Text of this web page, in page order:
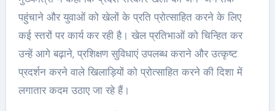
पहुंचाने और युवाओं को खेलों के प्रति प्रोत्साहित करने के लिए
कई स्तरों पर कार्य कर रही है। खेल प्रतिभाओं को चिन्हित कर
उन्हें आगे बढ़ाने, प्रशिक्षण सुविधाएं उपलब्ध कराने और उत्कृष्ट
प्रदर्शन करने वाले खिलाड़ियों को प्रोत्साहित करने की दिशा में
लगातार कदम उठाए जा रहे हैं।